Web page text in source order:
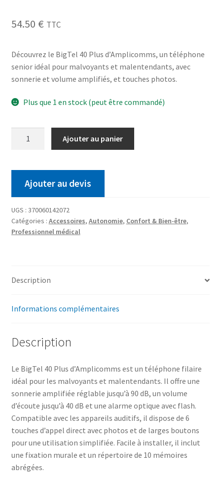
54.50 € TTC
Découvrez le BigTel 40 Plus d’Amplicomms, un téléphone
senior idéal pour malvoyants et malentendants, avec
sonnerie et volume amplifiés, et touches photos.
Plus que 1 en stock (peut être commandé)
Ajouter au panier
Ajouter au devis
UGS : 370060142072
Catégories : Accessoires, Autonomie, Confort & Bien-être,
Professionnel médical
Description
Informations complémentaires
Description
Le BigTel 40 Plus d’Amplicomms est un téléphone filaire
idéal pour les malvoyants et malentendants. Il offre une
sonnerie amplifiée réglable jusqu’à 90 dB, un volume
d’écoute jusqu’à 40 dB et une alarme optique avec flash.
Compatible avec les appareils auditifs, il dispose de 6
touches d’appel direct avec photos et de larges boutons
pour une utilisation simplifiée. Facile à installer, il inclut
une fixation murale et un répertoire de 10 mémoires
abrégées.